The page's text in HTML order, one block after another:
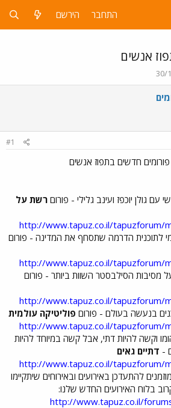
התחבר הירשם
אנשים
30/
#1
../images/Emo41.gif פורומים חדשים בתפוז אנשים
עם גולן יוכפז ועינב גלילי - פורום רשת על
http://www.tapuz.co.il/tapuzforum/
לתוכנית הדרמה שתסחף את המדינה - פורום
http://www.tapuz.co.il/tapuzforum/
מסיבות הסילבסטר השוות ביותר - פורום
http://www.tapuz.co.il/tapuzforum/
בנעשה בעולם - פורום פוליטיקה עולמית
http://www.tapuz.co.il/tapuzforum/
וקשה להיות דתי, אבל קשה במיוחד להיות
- דתיים גאים
http://www.tapuz.co.il/tapuzforum/
להתעדכן באירועים ובאירוחים שיתקיימו
בלוח האירועים החדש שלנו:
http://www.tapuz.co.il/